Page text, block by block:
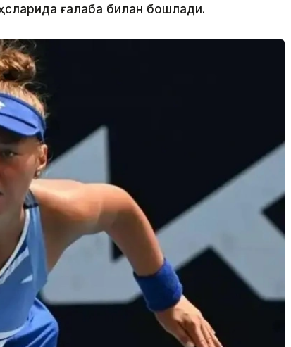
ғалаба билан бошлади.